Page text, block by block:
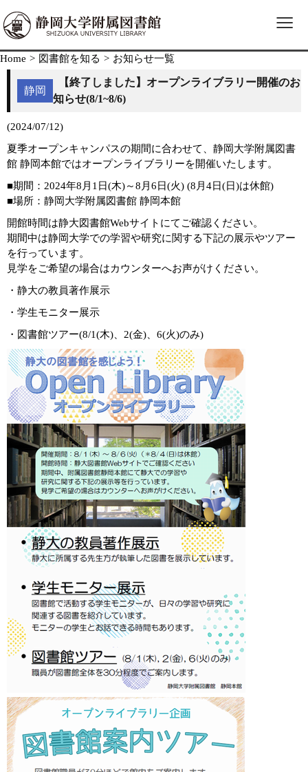
≡
Home > 図書館を知る > お知らせ一覧
静岡
【終了しました】オープンライブラリー開催のお
知らせ(8/1~8/6)
(2024/07/12)
夏季オープンキャンパスの期間に合わせて、静岡大学附属図書
館 静岡本館ではオープンライブラリーを開催いたします。
■期間：2024年8月1日(木)～8月6日(火) (8月4日(日)は休館)
■場所：静岡大学附属図書館 静岡本館
開館時間は静大図書館Webサイトにてご確認ください。
期間中は静岡大学での学習や研究に関する下記の展示やツアー
を行っています。
見学をご希望の場合はカウンターへお声がけください。
・静大の教員著作展示
・学生モニター展示
・図書館ツアー(8/1(木)、2(金)、6(火)のみ)